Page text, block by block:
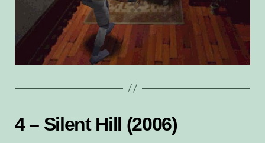
4 – Silent Hill (2006)